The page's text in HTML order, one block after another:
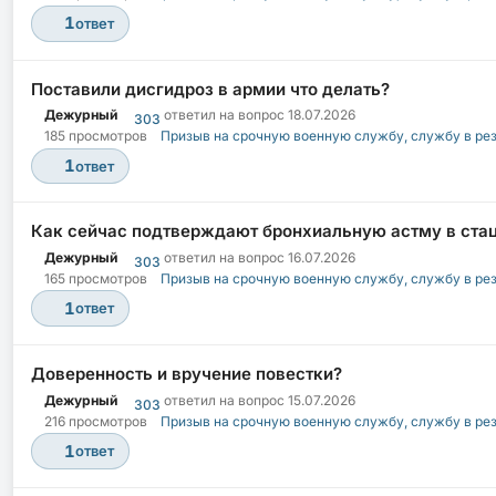
1ответ
Поставили дисгидроз в армии что делать?
Дежурный 303 ответил на вопрос 18.07.2026
185 просмотров
Призыв на срочную военную службу, службу в
1ответ
Как сейчас подтверждают бронхиальную астму в
Дежурный 303 ответил на вопрос 16.07.2026
165 просмотров
Призыв на срочную военную службу, службу в
1ответ
Доверенность и вручение повестки?
Дежурный 303 ответил на вопрос 15.07.2026
216 просмотров
Призыв на срочную военную службу, службу в
1ответ